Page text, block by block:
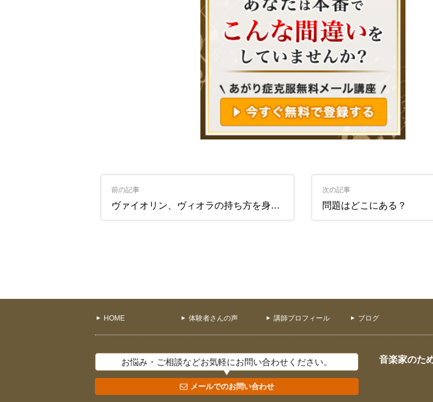
前の記事
ヴァイオリン、ヴィオラの持ち方を身体の構造から考えると
次の記事
問題はどこにある？
HOME 体験者さんの声 講師プロフィール ブログ
お悩み・ご相談などお気軽にお問い合わせください。
メールでのお問い合わせ
音楽家のた